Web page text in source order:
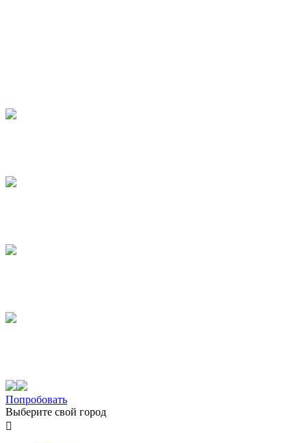
Попробовать
Выберите свой город
